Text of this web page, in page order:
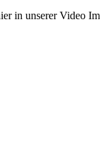
in unserer Video